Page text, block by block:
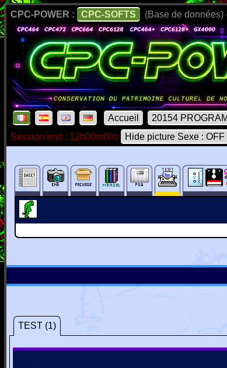
CPC-POWER : CPC-SOFTS (Base de données)
Accueil 20154
Session end : 12h00m00s
Hide picture Sexe : OFF
TEST (1)